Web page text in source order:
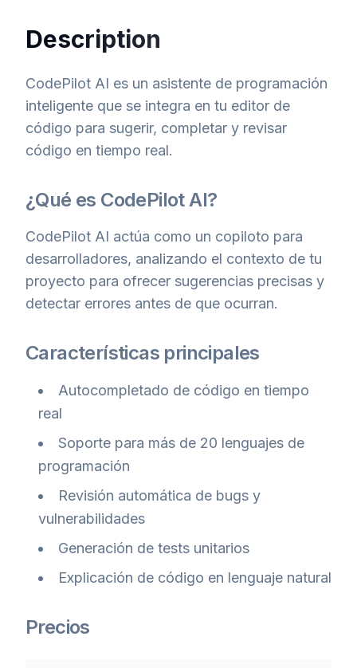
Description
CodePilot AI es un asistente de programación
inteligente que se integra en tu editor de
código para sugerir, completar y revisar
código en tiempo real.
¿Qué es CodePilot AI?
CodePilot AI actúa como un copiloto para
desarrolladores, analizando el contexto de tu
proyecto para ofrecer sugerencias precisas y
detectar errores antes de que ocurran.
Características principales
Autocompletado de código en tiempo
real
Soporte para más de 20 lenguajes de
programación
Revisión automática de bugs y
vulnerabilidades
Generación de tests unitarios
Explicación de código en lenguaje natural
Precios